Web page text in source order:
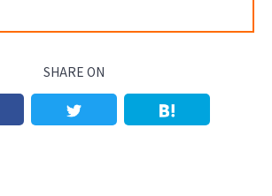
SHARE ON